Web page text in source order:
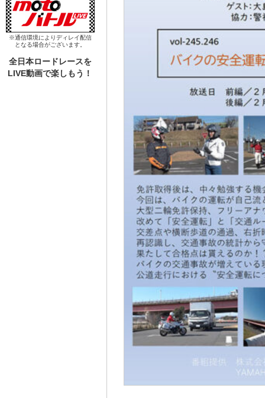
※通信環境によりディレイ配信
となる場合がございます。
全日本ロードレースを
LIVE動画で楽しもう！